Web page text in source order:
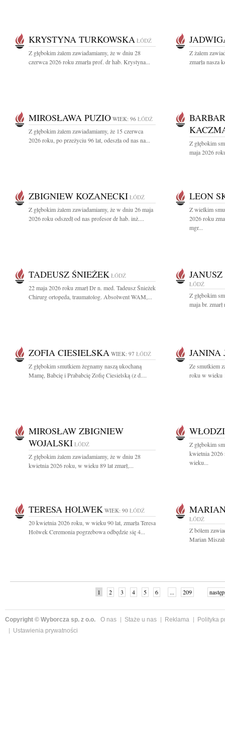
KRYSTYNA TURKOWSKA ŁÓDŹ
Z głębokim żalem zawiadamiamy, że w dniu 28
czerwca 2026 roku zmarła prof. dr hab. Krystyna...
Z żalem
zmarła nasza
MIROSŁAWA PUZIO WIEK: 96 ŁÓDŹ
Z głębokim żalem zawiadamiamy, że 15 czerwca
2026 roku, po przeżyciu 96 lat, odeszła od nas na...
Z głębokim
maja 2026
ZBIGNIEW KOZANECKI ŁÓDŹ
Z głębokim żalem zawiadamiamy, że w dniu 26 maja
2026 roku odszedł od nas profesor dr hab. inż....
LEON
Z wielkim
2026 roku
mgr...
TADEUSZ ŚNIEŻEK ŁÓDŹ
22 maja 2026 roku zmarł Dr n. med. Tadeusz Śnieżek
Chirurg ortopeda, traumatolog. Absolwent WAM,...
ŁÓDŹ
Z głębokim
maja br.
ZOFIA CIESIELSKA WIEK: 97 ŁÓDŹ
Z głębokim smutkiem żegnamy naszą ukochaną
Mamę, Babcię i Prababcię Zofię Ciesielską (z d....
JANINA
Ze smutkiem
roku w wieku
MIROSŁAW ZBIGNIEW
WOJALSKI ŁÓDŹ
Z głębokim żalem zawiadamiamy, że w dniu 28
kwietnia 2026 roku, w wieku 89 lat zmarł,...
Z głębokim
kwietnia
wieku...
TERESA HOLWEK WIEK: 90 ŁÓDŹ
20 kwietnia 2026 roku, w wieku 90 lat, zmarła Teresa
Holwek Ceremonia pogrzebowa odbędzie się 4...
ŁÓDŹ
Z bólem
Marian
1 2 3 4 5 6 ... 209
Copyright © Wyborcza sp. z o.o. O nas Staże u nas Reklama
Polityka
Ustawienia prywatności